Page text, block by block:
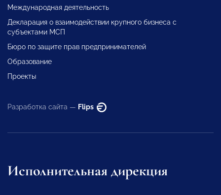
Международная деятельность
Декларация о взаимодействии крупного бизнеса с
субъектами МСП
Бюро по защите прав предпринимателей
Образование
Проекты
Разработка сайта — Flips
Исполнительная дирекция